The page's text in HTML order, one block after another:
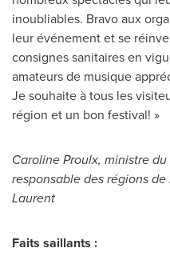
inoubliables. Bravo aux
leur événement et se
consignes sanitaires en
amateurs de musique
Je souhaite à tous les
région et un bon festival! »
Caroline Proulx, ministre
responsable des régions
Laurent
Faits saillants :